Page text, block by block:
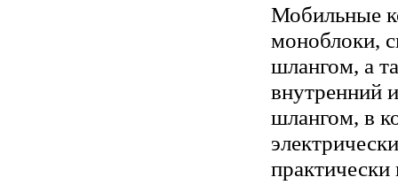
Мобильные
моноблоки,
шлангом, а
внутренний
шлангом, в